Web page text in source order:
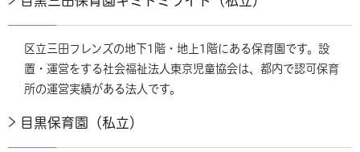
区立三田フレンズの地下1階・地上1階にある保育園です。設
置・運営をする社会福祉法人東京児童協会は、都内で認可保育
所の運営実績がある法人です。
目黒保育園（私立）